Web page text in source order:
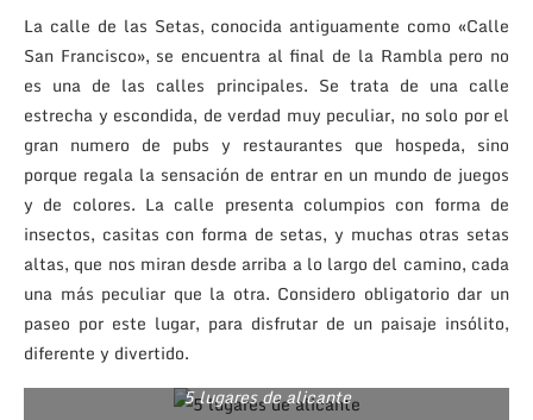
La calle de las Setas, conocida antiguamente como «Calle
San Francisco», se encuentra al final de la Rambla pero no
es una de las calles principales. Se trata de una calle
estrecha y escondida, de verdad muy peculiar, no solo por el
gran numero de pubs y restaurantes que hospeda, sino
porque regala la sensación de entrar en un mundo de juegos
y de colores. La calle presenta columpios con forma de
insectos, casitas con forma de setas, y muchas otras setas
altas, que nos miran desde arriba a lo largo del camino, cada
una más peculiar que la otra. Considero obligatorio dar un
paseo por este lugar, para disfrutar de un paisaje insólito,
diferente y divertido.
5 lugares de alicante